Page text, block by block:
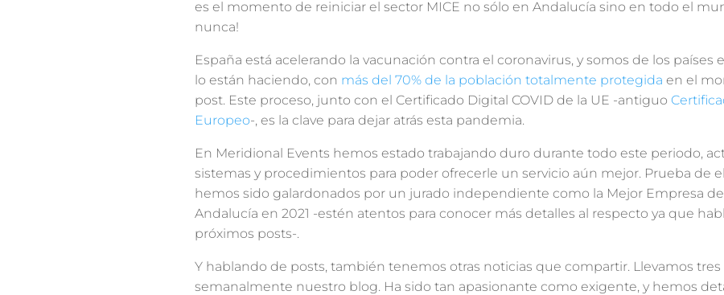
es el momento de reiniciar el sector MICE no sólo en Andalucía sino en todo el
nunca!
España está acelerando la vacunación contra el coronavirus, y somos de los países
lo están haciendo, con más del 70% de la población totalmente protegida en el
post. Este proceso, junto con el Certificado Digital COVID de la UE -antiguo
Europeo-, es la clave para dejar atrás esta pandemia.
En Meridional Events hemos estado trabajando duro durante todo este periodo,
sistemas y procedimientos para poder ofrecerle un servicio aún mejor. Prueba de
hemos sido galardonados por un jurado independiente como la Mejor Empresa
Andalucía en 2021 -estén atentos para conocer más detalles al respecto ya que
próximos posts-.
Y hablando de posts, también tenemos otras noticias que compartir. Llevamos
semanalmente nuestro blog. Ha sido tan apasionante como exigente, y hemos